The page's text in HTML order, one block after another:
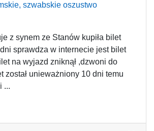
szwabskie oszustwo
z synem ze Stanów kupiła bilet
sprawdza w internecie jest bilet
na wyjazd zniknął ,dzwoni do
został unieważniony 10 dni temu
...